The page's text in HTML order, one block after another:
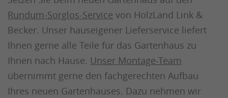
Rundum-Sorglos-Service von HolzLand Link &
Becker. Unser hauseigener Lieferservice liefert
Ihnen gerne alle Teile für das Gartenhaus zu
Ihnen nach Hause. Unser Montage-Team
übernimmt gerne den fachgerechten Aufbau
Ihres neuen Gartenhauses. Dazu nehmen wir